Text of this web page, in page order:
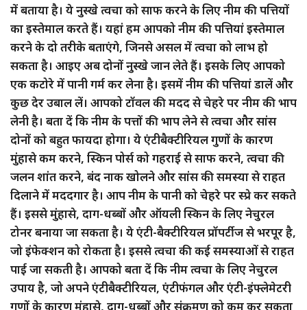
में बताया है। ये नुस्खे त्वचा को साफ करने के लिए नीम की पत्तियों
का इस्तेमाल करते हैं। यहां हम आपको नीम की पत्तियां इस्तेमाल
करने के दो तरीके बताएंगे, जिनसे असल में त्वचा को लाभ हो
सकता है। आइए अब दोनों नुस्खे जान लेते हैं। इसके लिए आपको
एक कटोरे में पानी गर्म कर लेना है। इसमें नीम की पत्तियां डालें और
कुछ देर उबाल लें। आपको टॉवल की मदद से चेहरे पर नीम की भाप
लेनी है। बता दें कि नीम के पत्तों की भाप लेने से त्वचा और सांस
दोनों को बहुत फायदा होगा। ये एंटीबैक्टीरियल गुणों के कारण
मुंहासे कम करने, स्किन पोर्स को गहराई से साफ करने, त्वचा की
जलन शांत करने, बंद नाक खोलने और सांस की समस्या से राहत
दिलाने में मददगार है। आप नीम के पानी को चेहरे पर स्प्रे कर सकते
हैं। इससे मुंहासे, दाग-धब्बों और ऑयली स्किन के लिए नेचुरल
टोनर बनाया जा सकता है। ये एंटी-बैक्टीरियल प्रॉपर्टीज से भरपूर है,
जो इंफेक्शन को रोकता है। इससे त्वचा की कई समस्याओं से राहत
पाई जा सकती है। आपको बता दें कि नीम त्वचा के लिए नेचुरल
उपाय है, जो अपने एंटीबैक्टीरियल, एंटीफंगल और एंटी-इंफ्लेमेटरी
गुणों के कारण मुंहासे, दाग-धब्बों और संक्रमण को कम कर सकता